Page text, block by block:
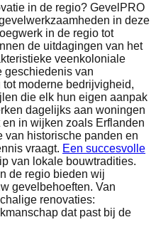
in de regio? GevelPRO
in deze
in de regio tot
de uitdagingen van het
veenkoloniale
geschiedenis van
moderne bedrijvigheid,
die elk hun eigen aanpak
dagelijks aan woningen
in wijken zoals Erflanden
van historische panden en
vraagt. Een succesvolle
van lokale bouwtradities.
de regio bieden wij
gevelbehoeften. Van
renovaties:
dat past bij de